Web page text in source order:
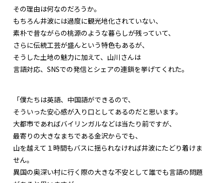
その理由は何なのだろうか。
もちろん井波には過度に観光地化されていない、
素朴で昔ながらの桃源のような暮らしが残っていて、
さらに伝統工芸が盛んという特色もあるが、
そうした土地の魅力に加えて、山川さんは
言語対応、SNSでの発信とシェアの連鎖を挙げてくれた。
「僕たちは英語、中国語ができるので、
そういった安心感が入り口としてあるのだと思います。
大都市であればバイリンガルなどは当たり前ですが、
最寄りの大きなまちである金沢からでも、
山を越えて１時間もバスに揺られなければ井波にたどり着けま
せん。
異国の奥深い村に行く際の大きな不安として誰でも言語の問題